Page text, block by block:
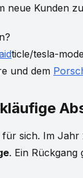
neue Kunden
ticle/tesla-
und dem
sich. Im Jahr
. Ein Rückgang